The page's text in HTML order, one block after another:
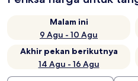
Malam ini
9 Agu - 10 Agu
Akhir pekan berikutnya
14 Agu - 16 Agu